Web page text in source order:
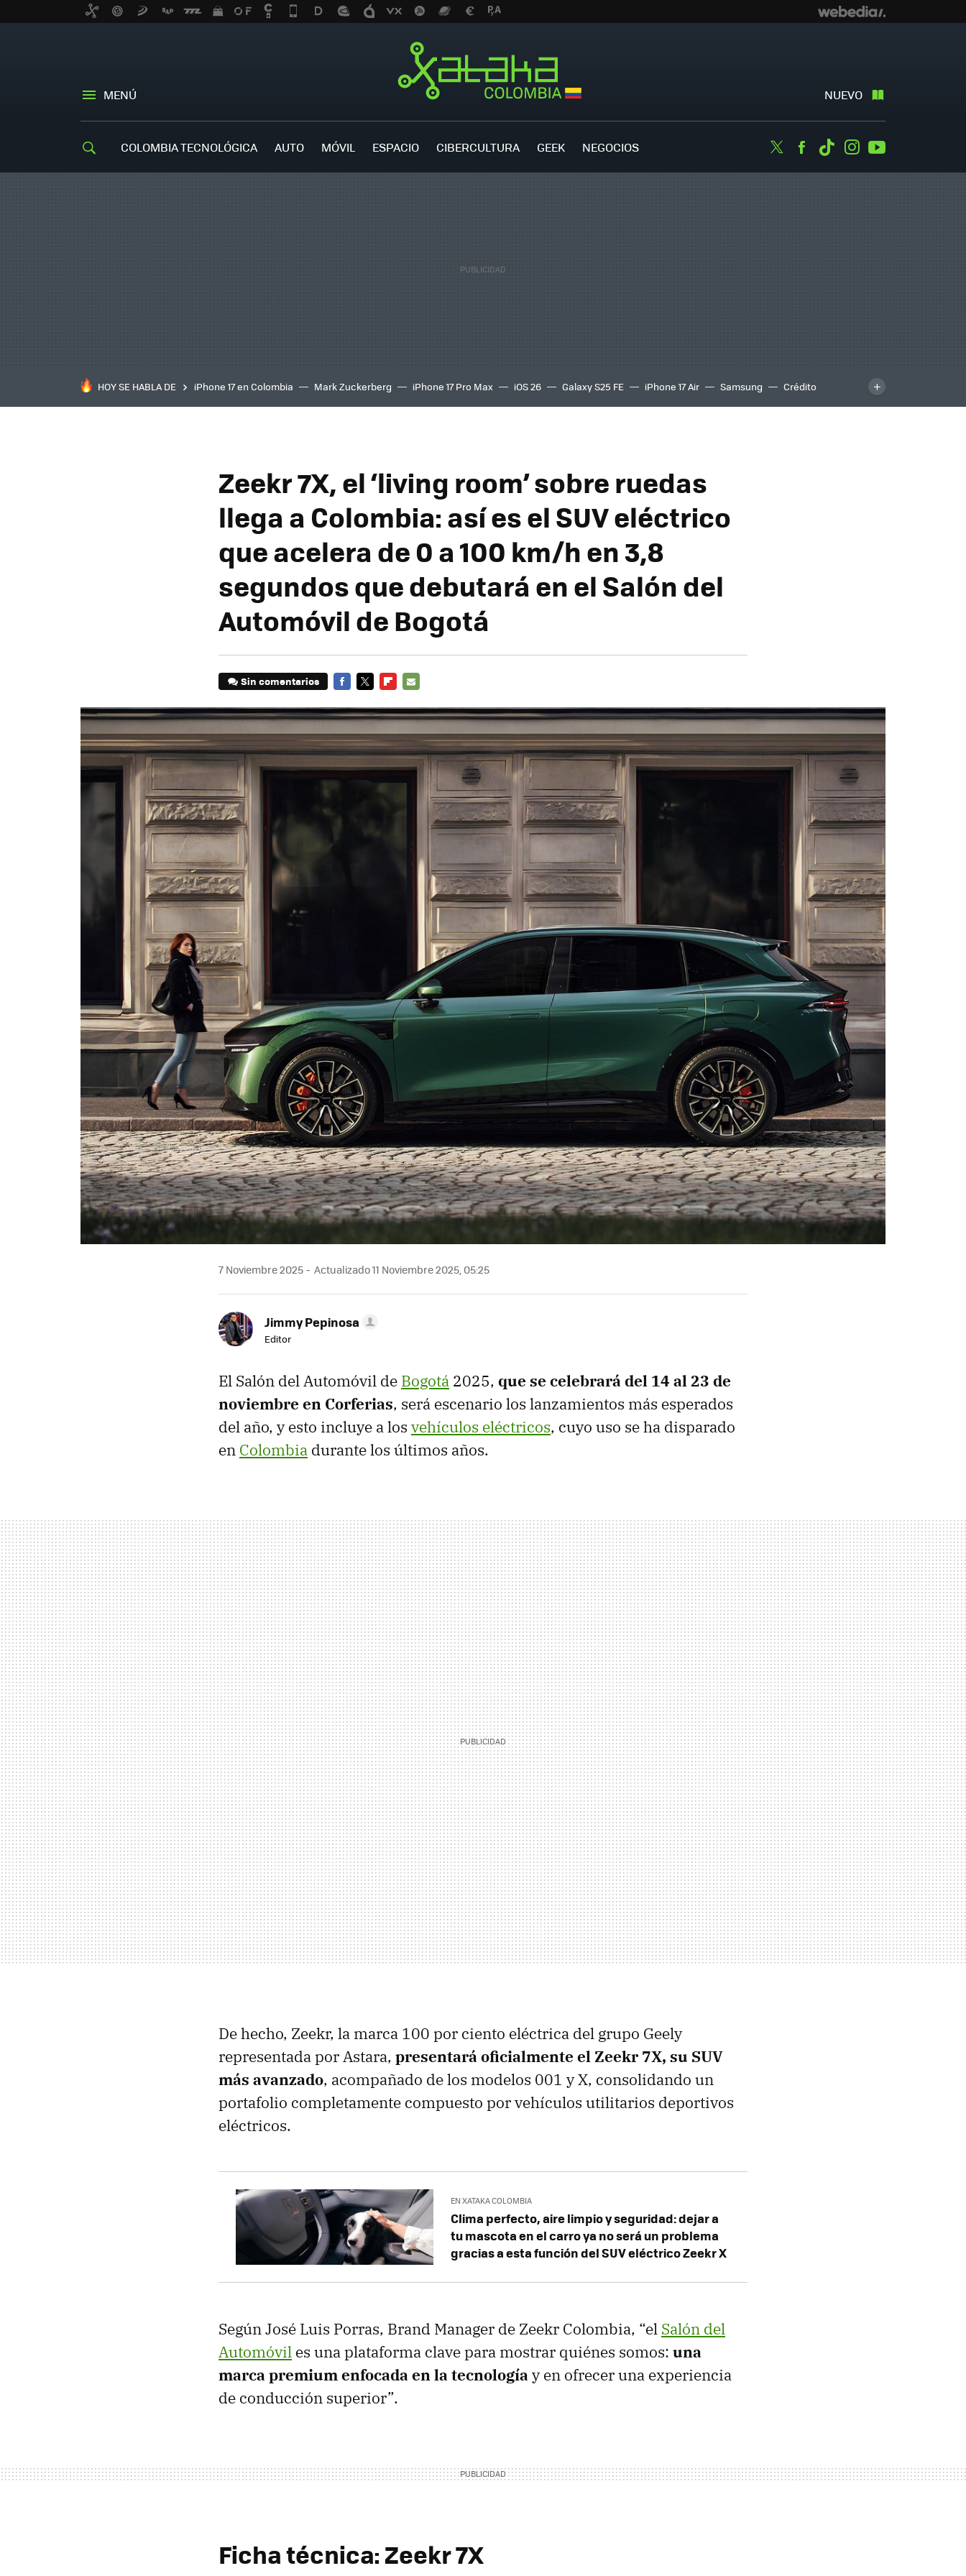
MENÚ NUEVO
COLOMBIA TECNOLÓGICA AUTO MÓVIL ESPACIO CIBERCULTURA GEEK NEGOCIOS TwitterFacebook
TiktokInstagram
HOY SE HABLA DE iPhone 17 en Colombia Mark Zuckerberg iPhone 17 Pro Max iOS 26 Galaxy S25 FE iPhone 17 Air Samsung
Crédito
inteligente
IA TCL C8K
Zeekr 7X, el ‘living room’ sobre ruedas
llega a Colombia: así es el SUV eléctrico
que acelera de 0 a 100 km/h en 3,8
segundos que debutará en el Salón del
Automóvil de Bogotá
Sin comentarios
MAIL
7 Noviembre 2025 Actualizado 11 Noviembre 2025, 05:25
Jimmy Pepinosa
Editor
El Salón del Automóvil de Bogotá 2025, que se celebrará del 14 al 23 de
noviembre en Corferias, será escenario los lanzamientos más esperados
del año, y esto incluye a los vehículos eléctricos, cuyo uso se ha disparado
en Colombia durante los últimos años.
De hecho, Zeekr, la marca 100 por ciento eléctrica del grupo Geely
representada por Astara, presentará oficialmente el Zeekr 7X, su SUV
más avanzado, acompañado de los modelos 001 y X, consolidando un
portafolio completamente compuesto por vehículos utilitarios deportivos
eléctricos.
EN XATAKA COLOMBIA
Clima perfecto, aire limpio y seguridad: dejar a
tu mascota en el carro ya no será un problema
gracias a esta función del SUV eléctrico Zeekr X
Según José Luis Porras, Brand Manager de Zeekr Colombia, “el Salón del
Automóvil es una plataforma clave para mostrar quiénes somos: una
marca premium enfocada en la tecnología y en ofrecer una experiencia
de conducción superior”.
Ficha técnica: Zeekr 7X